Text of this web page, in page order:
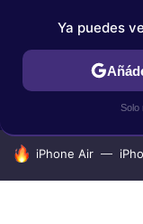
IPHONE
HOY SE HABLA DE
iPhone Air
Ya puedes
Solo